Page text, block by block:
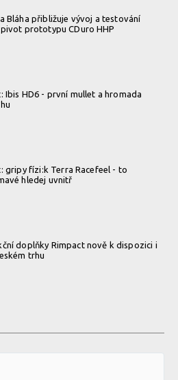
Bláha přibližuje vývoj a testování
prototypu CDuro HHP
Ibis HD6 - první mullet a hromada
gripy fízi:k Terra Racefeel - to
hledej uvnitř
doplňky Rimpact nově k dispozici i
trhu